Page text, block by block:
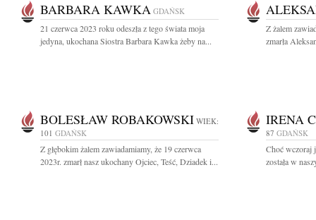
BARBARA KAWKA GDAŃSK
21 czerwca 2023 roku odeszła z tego świata moja
jedyna, ukochana Siostra Barbara Kawka żeby na...
Z żalem
zmarła
BOLESŁAW ROBAKOWSKI WIEK:
101 GDAŃSK
Z głębokim żalem zawiadamiamy, że 19 czerwca
2023r. zmarł nasz ukochany Ojciec, Teść, Dziadek i...
IRENA
87 GDAŃSK
Choć wczoraj
została w